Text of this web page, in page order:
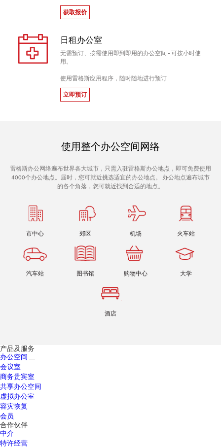
获取报价
日租办公室
无需预订、按需使用即到即用的办公空间 - 可按小时使
用。
使用雷格斯应用程序，随时随地进行预订
立即预订
使用整个办公空间网络
雷格斯办公网络遍布世界各大城市，只需入驻雷格斯办公地点，即可免费使用
4000个办公地点。届时，您可就近挑选适宜的办公地点。 办公地点遍布城市
的各个角落，您可就近找到合适的地点。
市中心 郊区 机场 火车站
汽车站 图书馆 购物中心 大学
酒店
产品及服务
办公空间
会议室
商务贵宾室
共享办公空间
虚拟办公室
容灾恢复
会员
合作伙伴
中介
特许经营